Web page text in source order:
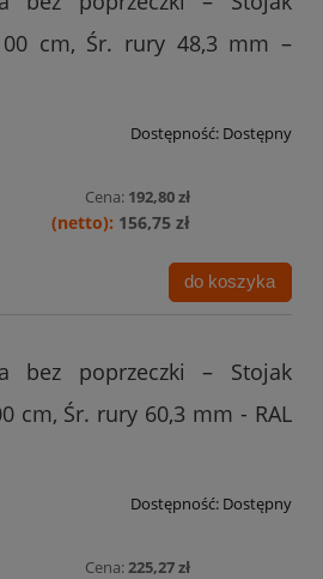
cm, Śr. rury 48,3 mm –
Dostępność: Dostępny
Cena: 192,80 zł
156,75 zł
do koszyka
bez poprzeczki – Stojak
cm, Śr. rury 60,3 mm - RAL
Dostępność: Dostępny
Cena:225,27 zł